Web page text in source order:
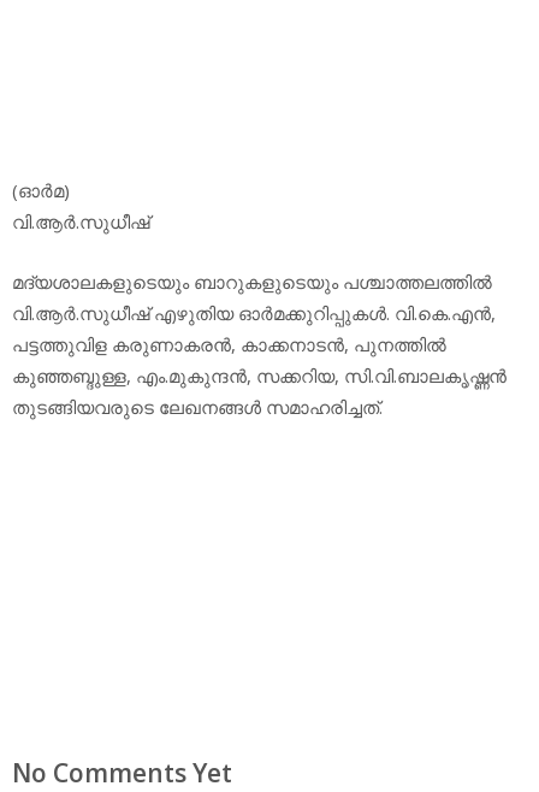
(ഓര്‍മ)
വി.ആര്‍.സുധീഷ്
മദ്യശാലകളുടെയും ബാറുകളുടെയും പശ്ചാത്തലത്തില്‍
വി.ആര്‍.സുധീഷ് എഴുതിയ ഓര്‍മക്കുറിപ്പുകള്‍. വി.കെ.എന്‍,
പട്ടത്തുവിള കരുണാകരന്‍, കാക്കനാടന്‍, പുനത്തില്‍
കുഞ്ഞബ്ദുള്ള, എം.മുകുന്ദന്‍, സക്കറിയ, സി.വി.ബാലകൃഷ്ണന്‍
തുടങ്ങിയവരുടെ ലേഖനങ്ങള്‍ സമാഹരിച്ചത്.
No Comments Yet